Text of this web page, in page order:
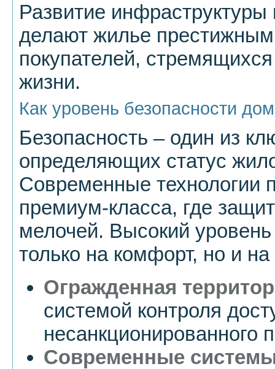
Развитие
делают жилье
покупателей,
жизни.
Как уровень безопасности
Безопасность – один из
определяющих статус
Современные технологии
премиум-класса, где
мелочей. Высокий
только на комфорт, но и
Огражденная
системой контроля
несанкционированного
Современные